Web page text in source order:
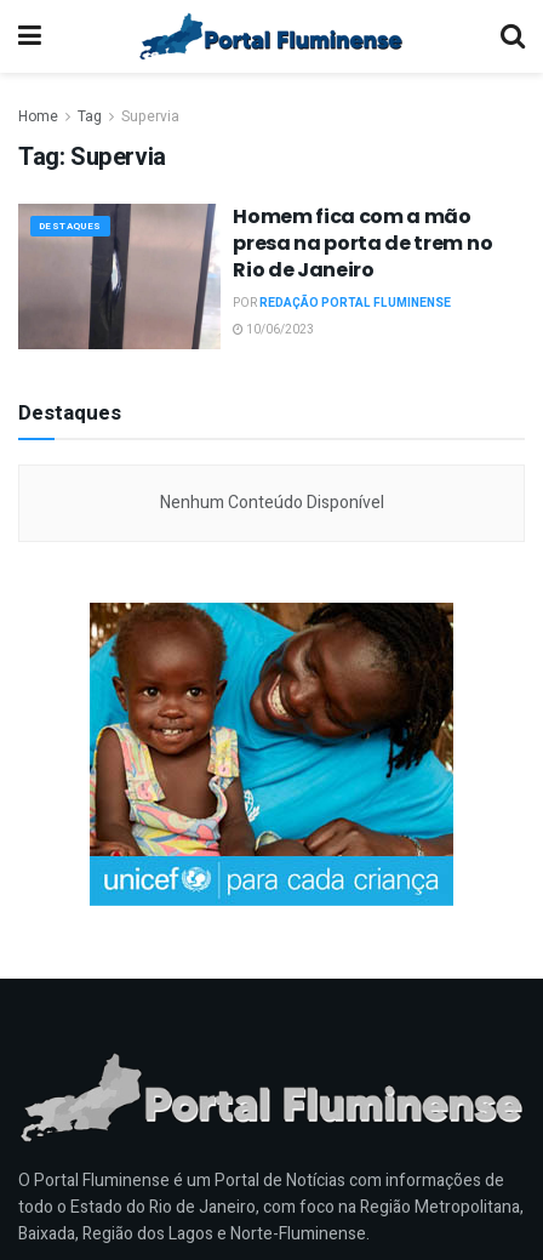
Home Tag Supervia
Tag: Supervia
DESTAQUES
Homem fica com a mão
presa na porta de trem no
Rio de Janeiro
PORREDAÇÃO PORTAL FLUMINENSE
10/06/2023
Destaques
Nenhum Conteúdo Disponível
O Portal Fluminense é um Portal de Notícias com informações de
todo o Estado do Rio de Janeiro, com foco na Região Metropolitana,
Baixada, Região dos Lagos e Norte-Fluminense.